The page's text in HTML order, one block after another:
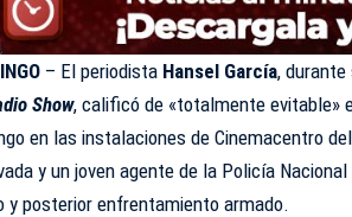
– El periodista Hansel García,
Show, calificó de «totalmente evitable»
en las instalaciones de Cinemacentro
y un joven agente de la Policía
y posterior enfrentamiento armado.